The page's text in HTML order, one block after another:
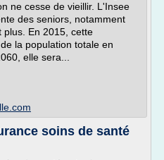
ne cesse de vieillir. L'Insee
des seniors, notamment
plus. En 2015, cette
la population totale en
elle sera...
soins de santé